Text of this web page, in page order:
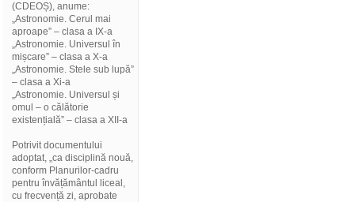
(CDEOȘ), anume:
„Astronomie. Cerul mai
aproape” – clasa a IX-a
„Astronomie. Universul în
mișcare” – clasa a X-a
„Astronomie. Stele sub lupă”
– clasa a Xi-a
„Astronomie. Universul și
omul – o călătorie
existențială” – clasa a XII-a
Potrivit documentului
adoptat, „ca disciplină nouă,
conform Planurilor-cadru
pentru învățământul liceal,
cu frecvență zi, aprobate